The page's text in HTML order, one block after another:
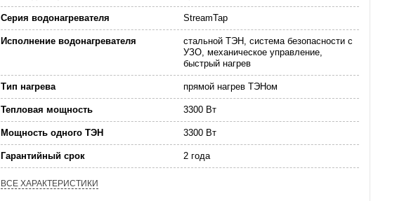
Серия водонагревателя StreamTap
Исполнение водонагревателя
стальной ТЭН, система безопасности c
УЗО, механическое управление,
быстрый нагрев
Тип нагрева прямой нагрев ТЭНом
Тепловая мощность 3300 Вт
Мощность одного ТЭН 3300 Вт
Гарантийный срок 2 года
ВСЕ ХАРАКТЕРИСТИКИ